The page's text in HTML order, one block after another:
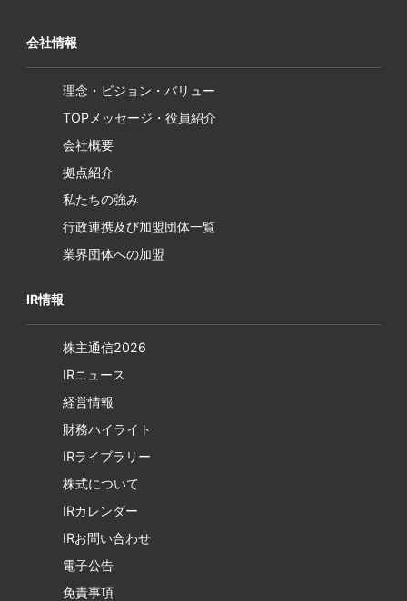
会社情報
理念・ビジョン・バリュー
TOPメッセージ・役員紹介
会社概要
拠点紹介
私たちの強み
行政連携及び加盟団体一覧
業界団体への加盟
IR情報
株主通信2026
IRニュース
経営情報
財務ハイライト
IRライブラリー
株式について
IRカレンダー
IRお問い合わせ
電子公告
免責事項